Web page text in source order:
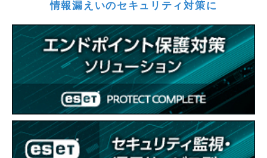
情報漏えいのセキュリティ対策に